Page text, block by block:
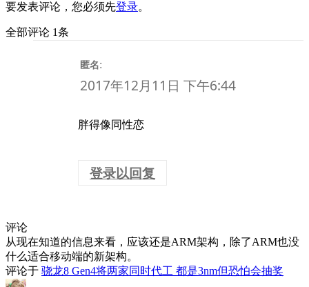
要发表评论，您必须先登录。
全部评论 1条
匿名:
2017年12月11日 下午6:44
胖得像同性恋
登录以回复
评论
从现在知道的信息来看，应该还是ARM架构，除了ARM也没
什么适合移动端的新架构。
评论于 骁龙8 Gen4将两家同时代工 都是3nm但恐怕会抽奖